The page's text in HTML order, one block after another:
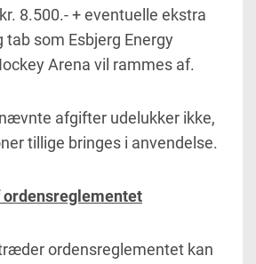
8.500.- + eventuelle ekstra
som Esbjerg Energy
Arena vil rammes af.
afgifter udelukker ikke,
tillige bringes i anvendelse.
ordensreglementet kan